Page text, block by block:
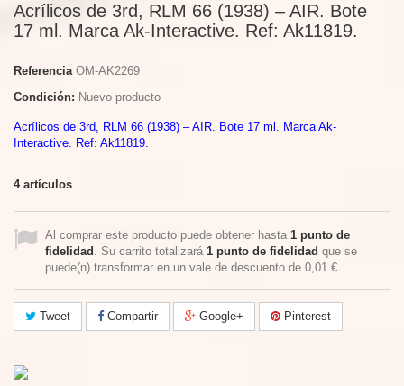
Acrílicos de 3rd, RLM 66 (1938) – AIR. Bote
17 ml. Marca Ak-Interactive. Ref: Ak11819.
Referencia OM-AK2269
Condición: Nuevo producto
Acrílicos de 3rd, RLM 66 (1938) – AIR. Bote 17 ml. Marca Ak-
Interactive. Ref: Ak11819.
4 artículos
Al comprar este producto puede obtener hasta 1 punto de
fidelidad . Su carrito totalizará 1 punto de fidelidad que se
puede(n) transformar en un vale de descuento de 0,01 €.
Tweet Compartir Google+ Pinterest